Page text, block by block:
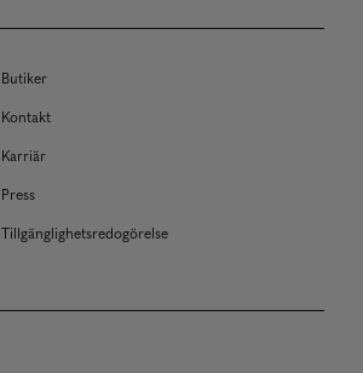
Butiker
Kontakt
Karriär
Press
Tillgänglighetsredogörelse